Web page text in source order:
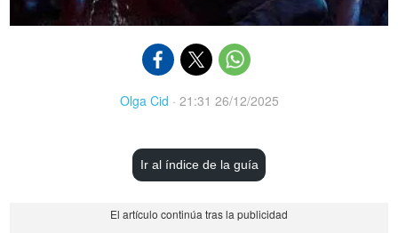
Olga Cid · 21:31 26/12/2025
Ir al índice de la guía